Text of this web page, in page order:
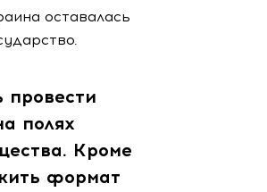
оставалась
провести
полях
Кроме
формат